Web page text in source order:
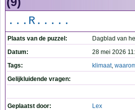
...R.....
Plaats van de puzzel:
Dagblad van
Datum:
28 mei 2026
Tags:
klimaat,
Gelijkluidende vragen:
Geplaatst door: Lex